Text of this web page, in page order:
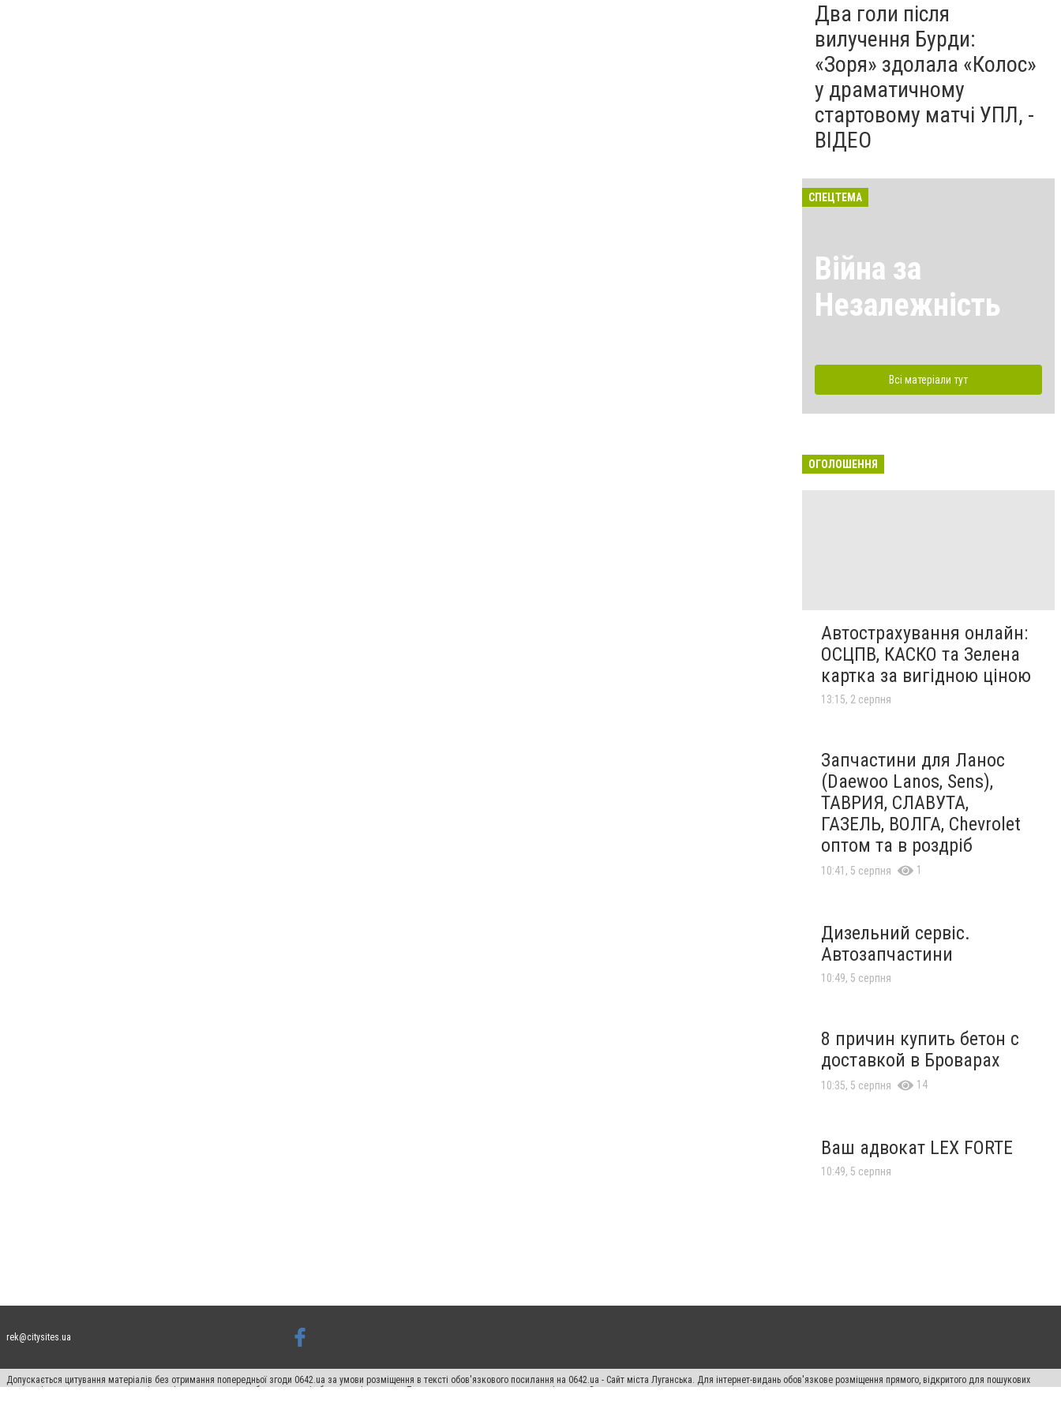
Два голи після
вилучення Бурди:
«Зоря» здолала «Колос»
у драматичному
стартовому матчі УПЛ, -
ВІДЕО
СПЕЦТЕМА
Війна за
Незалежність
Всі матеріали тут
ОГОЛОШЕННЯ
Автострахування онлайн:
ОСЦПВ, КАСКО та Зелена
картка за вигідною ціною
13:15, 2 серпня
Запчастини для Ланос
(Daewoo Lanos, Sens),
ТАВРИЯ, СЛАВУТА,
ГАЗЕЛЬ, ВОЛГА, Chevrolet
оптом та в роздріб
10:41, 5 серпня 1
Дизельний сервіс.
Автозапчастини
10:49, 5 серпня
8 причин купить бетон с
доставкой в Броварах
10:35, 5 серпня 14
Ваш адвокат LEX FORTE
10:49, 5 серпня
rek@citysites.ua
Допускається цитування матеріалів без отримання попередньої згоди 0642.ua за умови розміщення в тексті обов'язкового посилання на 0642.ua - Сайт міста Луганська. Для інтернет-видань обов'язкове розміщення прямого, відкритого для пошукових
систем гіперпосилання на цитовані статті не нижче другого абзацу в тексті або в якості джерела. Порушення виняткових прав переслідується Законом.